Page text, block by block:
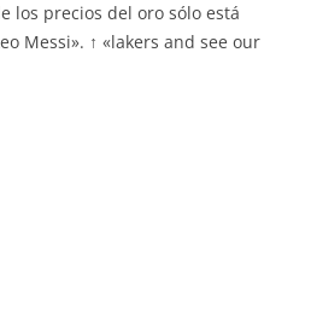
los precios del oro sólo está
Messi». ↑ «lakers and see our